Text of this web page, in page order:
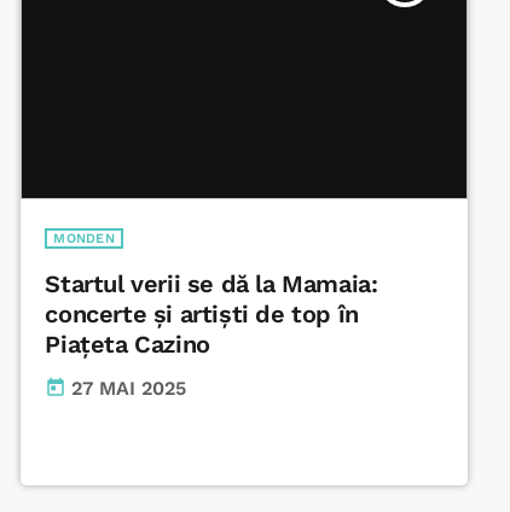
MONDEN
Startul verii se dă la Mamaia:
concerte și artiști de top în
Piațeta Cazino
today 27 MAI 2025